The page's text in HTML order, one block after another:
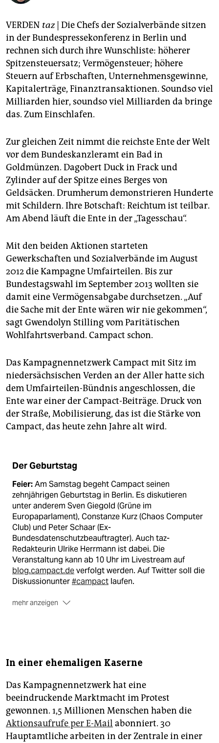
abo
genossenschaft
epaper login
VERDEN taz| Die Chefs der Sozialverbände sitzen
in der Bundespressekonferenz in Berlin und
rechnen sich durch ihre Wunschliste: höherer
Spitzensteuersatz; Vermögensteuer; höhere
Steuern auf Erbschaften, Unternehmensgewinne,
Kapitalerträge, Finanztransaktionen. Soundso viel
Milliarden hier, soundso viel Milliarden da bringe
das. Zum Einschlafen.
Zur gleichen Zeit nimmt die reichste Ente der Welt
vor dem Bundeskanzleramt ein Bad in
Goldmünzen. Dagobert Duck in Frack und
Zylinder auf der Spitze eines Berges von
Geldsäcken. Drumherum demonstrieren Hunderte
mit Schildern. Ihre Botschaft: Reichtum ist teilbar.
Am Abend läuft die Ente in der „Tagesschau“.
Mit den beiden Aktionen starteten
Gewerkschaften und Sozialverbände im August
2012 die Kampagne Umfairteilen. Bis zur
Bundestagswahl im September 2013 wollten sie
damit eine Vermögensabgabe durchsetzen. „Auf
die Sache mit der Ente wären wir nie gekommen“,
sagt Gwendolyn Stilling vom Paritätischen
Wohlfahrtsverband. Campact schon.
Das Kampagnennetzwerk Campact mit Sitz im
niedersächsischen Verden an der Aller hatte sich
dem Umfairteilen-Bündnis angeschlossen, die
Ente war einer der Campact-Beiträge. Druck von
der Straße, Mobilisierung, das ist die Stärke von
Campact, das heute zehn Jahre alt wird.
Der Geburtstag
Feier:Am Samstag begeht Campact seinen
zehnjährigen Geburtstag in Berlin. Es diskutieren
unter anderem Sven Giegold (Grüne im
Europaparlament), Constanze Kurz (Chaos Computer
Club) und Peter Schaar (Ex-
Bundesdatenschutzbeauftragter). Auch taz-
Redakteurin Ulrike Herrmann ist dabei. Die
Veranstaltung kann ab 10 Uhr im Livestream auf
blog.campact.deverfolgt werden. Auf Twitter soll die
Diskussionunter#campact laufen.
mehr anzeigen
Onlineaktionen informiert. Um nicht nur im Netz
unterwegs zu sein, organisiert Campact Aktionen zu
ausgewählten Themen auf der Straße, etwa die
agrokritische Demo „Wir haben es satt!
Kampagne heißt:
„//www.campact.de/kohleausstieg/abschaltplan/teilne
hmen/:Herr Gabriel, Kohlekraft abschalten“.
In einer ehemaligen Kaserne
Das Kampagnennetzwerk hat eine
beeindruckende Marktmacht im Protest
gewonnen. 1,5 Millionen Menschen haben die
Aktionsaufrufe per E-Mail abonniert. 30
Hauptamtliche arbeiten in der Zentrale in einer